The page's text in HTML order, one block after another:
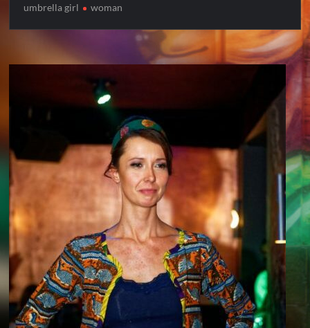
umbrella girl
woman